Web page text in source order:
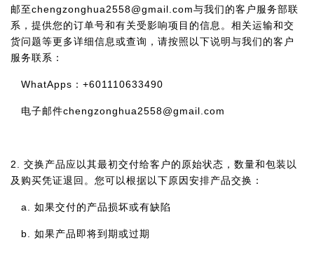
邮至chengzonghua2558@gmail.com与我们的客户服务部联
系，提供您的订单号和有关受影响项目的信息。相关运输和交
货问题等更多详细信息或查询，请按照以下说明与我们的客户
服务联系：
WhatApps：+601110633490
电子邮件chengzonghua2558@gmail.com
2. 交换产品应以其最初交付给客户的原始状态，数量和包装以
及购买凭证退回。您可以根据以下原因安排产品交换：
a. 如果交付的产品损坏或有缺陷
b. 如果产品即将到期或过期